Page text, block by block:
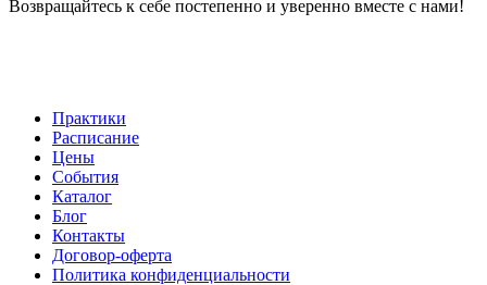
Возвращайтесь к себе постепенно и уверенно вместе с нами!
Практики
Расписание
Цены
События
Каталог
Блог
Контакты
Договор-оферта
Политика конфиденциальности